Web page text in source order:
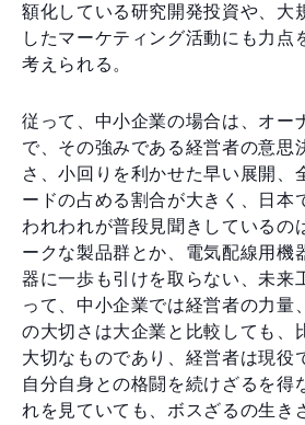
額化している研究開発投資や、大
したマーケティング活動にも力点
考えられる。
従って、中小企業の場合は、オー
で、その強みである経営者の意思
さ、小回りを利かせた早い展開、
ードの占める割合が大きく、日本
われわれが普段見聞きしているの
ークな製品群とか、電気配線用機
器に一歩も引けを取らない、未来
って、中小企業では経営者の力量
の大切さは大企業と比較しても、
大切なものであり、経営者は現役
自分自身との格闘を続けざるを得
れを見ていても、ボスざるの生き